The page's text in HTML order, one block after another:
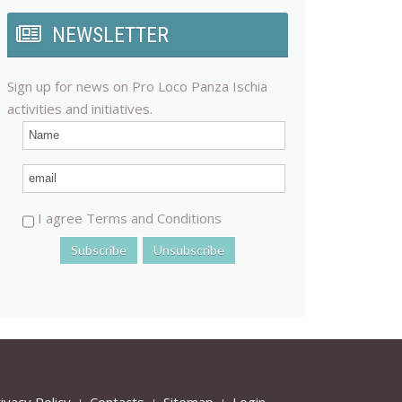
NEWSLETTER
Sign up for news on Pro Loco Panza Ischia
activities and initiatives.
I agree Terms and Conditions